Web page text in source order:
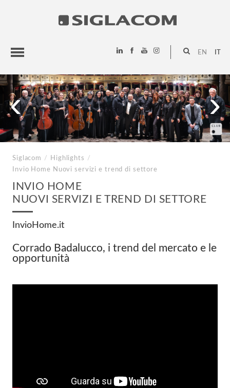
EN
HIGHLIGHTS
PROGETTI
SIGLACOM
‹ ›
Siglacom / Highlights
/
Invio Home Nuovi servizi e trend di settore
INVIO HOME
NUOVI SERVIZI E TREND DI SETTORE
InvioHome.it
Corrado Badalucco, i trend del mercato e le
opportunità